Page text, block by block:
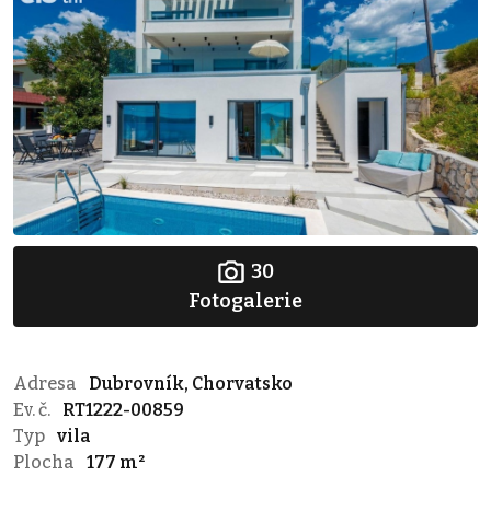
30
Fotogalerie
Adresa
Dubrovník, Chorvatsko
Ev. č.
RT1222-00859
Typ vila
Plocha
177 m²